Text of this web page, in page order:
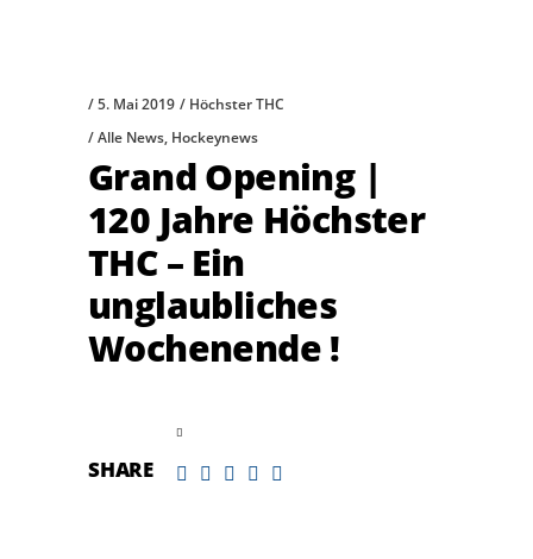
5. Mai 2019
Höchster THC
Alle News, Hockeynews
Grand Opening |
120 Jahre Höchster
THC – Ein
unglaubliches
Wochenende !
SHARE